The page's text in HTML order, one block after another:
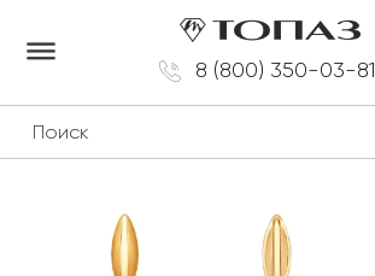
8 (800) 350-03-81
dehaze